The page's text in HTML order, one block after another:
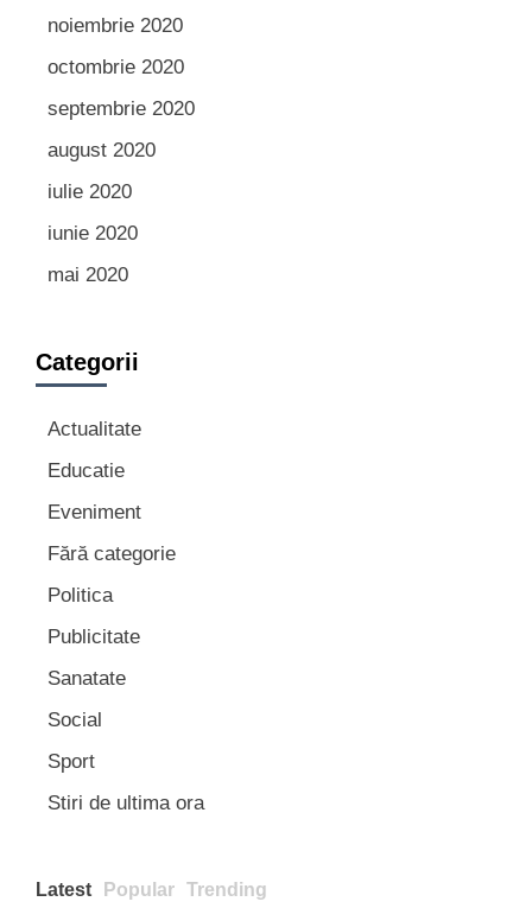
noiembrie 2020
octombrie 2020
septembrie 2020
august 2020
iulie 2020
iunie 2020
mai 2020
Categorii
Actualitate
Educatie
Eveniment
Fără categorie
Politica
Publicitate
Sanatate
Social
Sport
Stiri de ultima ora
Latest Popular Trending